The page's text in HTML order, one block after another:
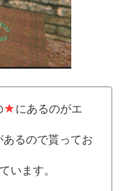
★にあるのがエ
るので貰ってお
います。